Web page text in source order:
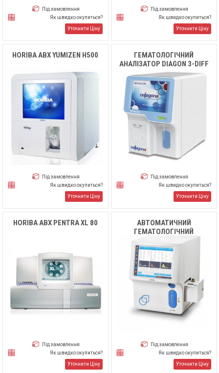
Під замовлення
Як швидко окупиться?
Уточнити Ціну
Під замовлення
Як швидко окупиться?
Уточнити Ціну
HORIBA ABX YUMIZEN H500
Під замовлення
Як швидко окупиться?
Уточнити Ціну
ГЕМАТОЛОГІЧНИЙ
АНАЛІЗАТОР DIAGON 3-DIFF
CELLAGON 3
Під замовлення
Як швидко окупиться?
Уточнити Ціну
HORIBA ABX PENTRA XL 80
Під замовлення
Як швидко окупиться?
Уточнити Ціну
АВТОМАТИЧНИЙ
ГЕМАТОЛОГІЧНИЙ
АНАЛІЗАТОР ZYBIO Z3
Під замовлення
Як швидко окупиться?
Уточнити Ціну